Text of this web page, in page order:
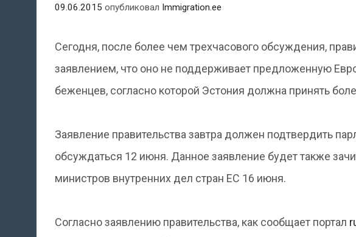
09.06.2015 опубликовал Immigration.ee
Сегодня, после более чем трехчасового обсуждения,
заявлением, что оно не поддерживает предложенную
беженцев, согласно которой Эстония должна принять
Заявление правительства завтра должен подтвердить
обсуждаться 12 июня. Данное заявление будет также
министров внутренних дел стран ЕС 16 июня.
Согласно заявлению правительства, как сообщает портал